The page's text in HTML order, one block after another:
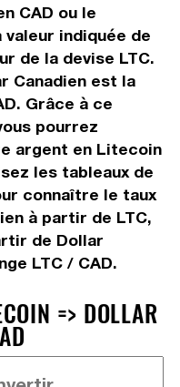
CAD ou le
indiquée de
de la devise LTC.
Canadien est la
Grâce à ce
pourrez
argent en Litecoin
les tableaux de
connaître le taux
à partir de LTC,
de Dollar
LTC / CAD.
=> DOLLAR